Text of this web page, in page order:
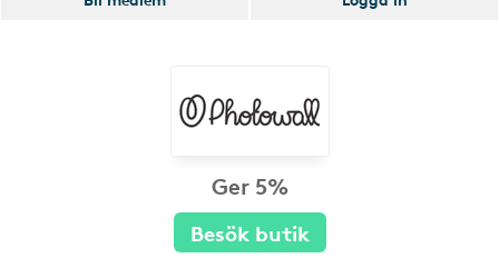
Ger 5%
Besök butik